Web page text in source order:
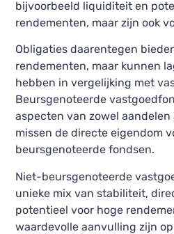
bijvoorbeeld liquiditeit en
rendementen, maar zijn ook
Obligaties daarentegen
rendementen, maar kunnen
hebben in vergelijking met
Beursgenoteerde
aspecten van zowel aandelen
missen de directe eigendom
beursgenoteerde fondsen.
Niet-beursgenoteerde
unieke mix van stabiliteit,
potentieel voor hoge
waardevolle aanvulling zijn